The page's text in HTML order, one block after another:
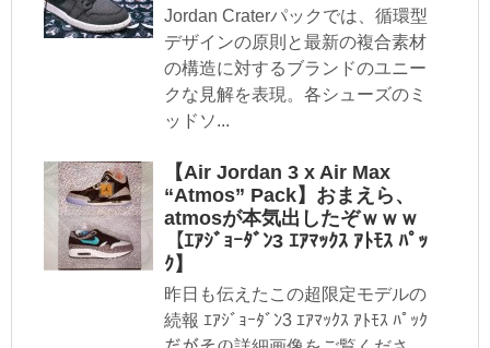
Jordan Craterパックでは、循環型
デザインの原則と最新の複合素材
の構造に対するブランドのユニー
クな見解を表現。各シューズのミ
ッドソ...
【Air Jordan 3 x Air Max
“Atmos” Pack】おまえら、
atmosが本気出したぞｗｗｗ
【ｴｱｼﾞｮｰﾀﾞﾝ3 ｴｱﾏｯｸｽ ｱﾄﾓｽ ﾊﾟｯ
ｸ】
昨日も伝えたこの超限定モデルの
続報 ｴｱｼﾞｮｰﾀﾞﾝ3 ｴｱﾏｯｸｽ ｱﾄﾓｽ ﾊﾟｯｸ